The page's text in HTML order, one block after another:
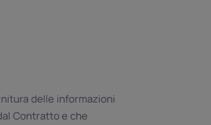
delle informazioni
Contratto e che